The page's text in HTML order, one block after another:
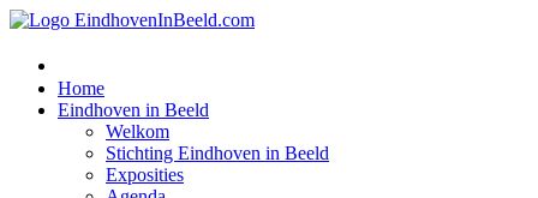
Home
Eindhoven in Beeld
Welkom
Stichting Eindhoven in Beeld
Exposities